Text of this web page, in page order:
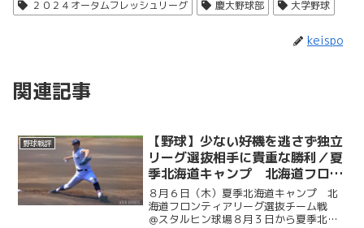
２０２４オータムフレッシュリーグ
慶大野球部 大学野球
keispo
関連記事
野球戦評
【野球】少ない好機を逃さず独立
リーグ選抜相手に貴重な勝利／夏
季北海道キャンプ 北海道フロン
ティアリーグ選抜チーム戦 ＠ス
タルヒン球場
８月６日（木）夏季北海道キャンプ 北
海道フロンティアリーグ選抜チーム戦
＠スタルヒン球場８月３日から夏季北海